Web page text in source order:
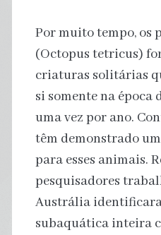
Por muito tempo, os
(Octopus tetricus)
criaturas solitárias
si somente na época
uma vez por ano.
têm demonstrado
para esses animais.
pesquisadores
Austrália
subaquática inteira